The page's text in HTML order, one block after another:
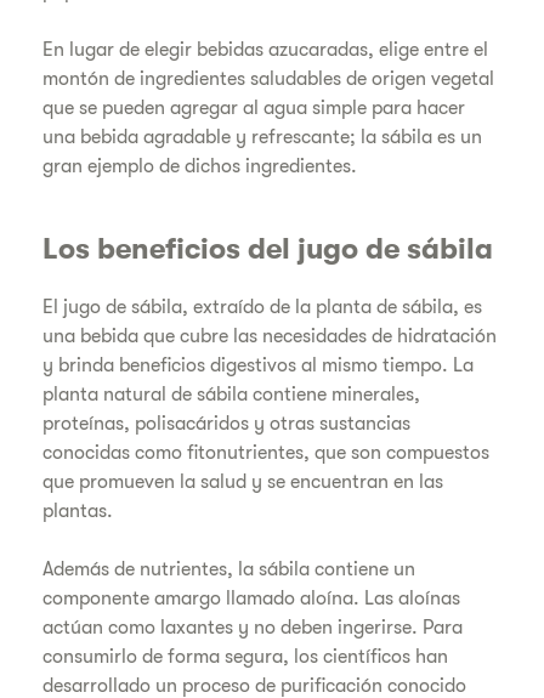
En lugar de elegir bebidas azucaradas, elige entre el
montón de ingredientes saludables de origen vegetal
que se pueden agregar al agua simple para hacer
una bebida agradable y refrescante; la sábila es un
gran ejemplo de dichos ingredientes.
Los beneficios del jugo de sábila
El jugo de sábila, extraído de la planta de sábila, es
una bebida que cubre las necesidades de hidratación
y brinda beneficios digestivos al mismo tiempo. La
planta natural de sábila contiene minerales,
proteínas, polisacáridos y otras sustancias
conocidas como fitonutrientes, que son compuestos
que promueven la salud y se encuentran en las
plantas.
Además de nutrientes, la sábila contiene un
componente amargo llamado aloína. Las aloínas
actúan como laxantes y no deben ingerirse. Para
consumirlo de forma segura, los científicos han
desarrollado un proceso de purificación conocido